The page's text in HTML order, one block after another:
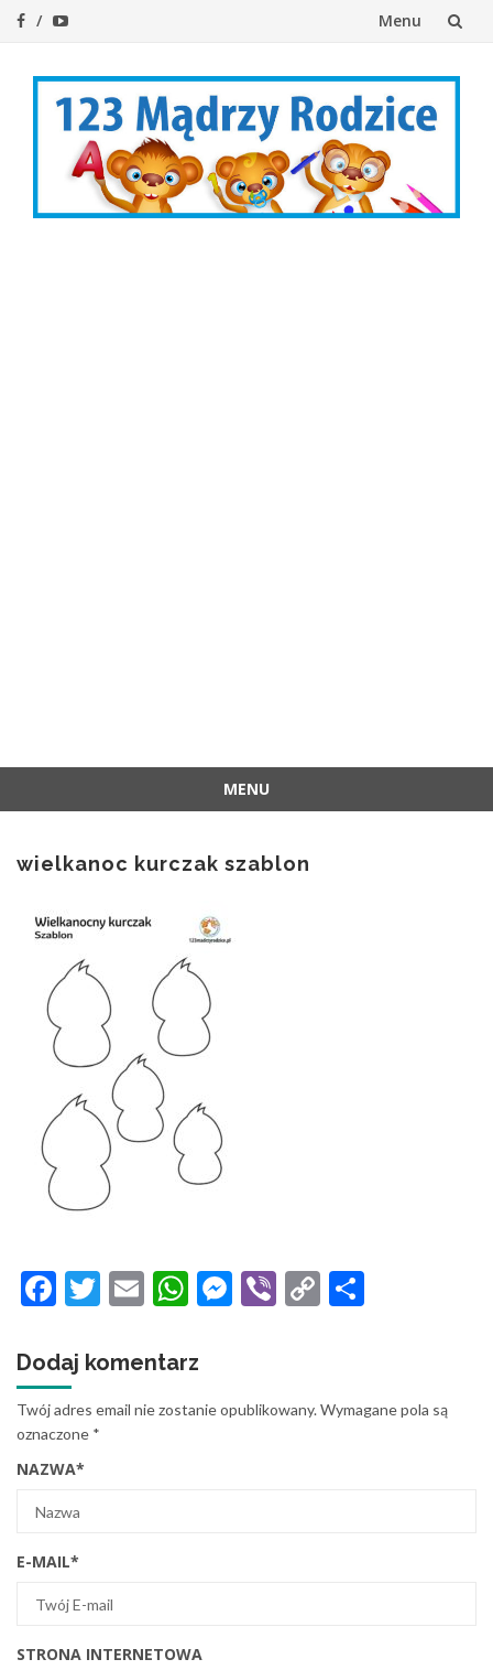
Menu
MENU
treściwielkanoc kurczak szablon
Facebook
Twitter
EmailWhatsApp
Messenger
Viber
Copy
Dodaj komentarz
Twój adres email nie zostanie opublikowany.Wymagane pola są
oznaczone *
NAZWA*
E-MAIL*
STRONA INTERNETOWA